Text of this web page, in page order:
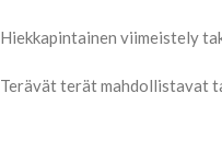
Hiekkapintainen viimeistely
Terävät terät mahdollistavat